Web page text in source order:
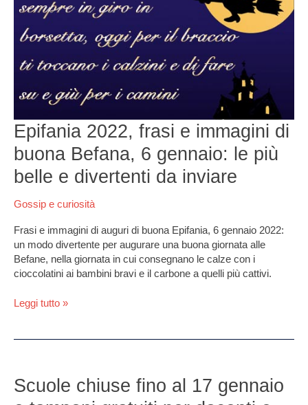
Epifania 2022, frasi e immagini di
buona Befana, 6 gennaio: le più
belle e divertenti da inviare
Gossip e curiosità
Frasi e immagini di auguri di buona Epifania, 6 gennaio 2022:
un modo divertente per augurare una buona giornata alle
Befane, nella giornata in cui consegnano le calze con i
cioccolatini ai bambini bravi e il carbone a quelli più cattivi.
di
buona
Befana,
gennaio:
più
belle
e
divertenti
da
inviare
Leggi tutto »
Scuole chiuse fino al 17 gennaio
chiuse
fino